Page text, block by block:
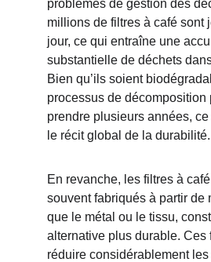
problèmes de gestion des
millions de filtres à café sont
jour, ce qui entraîne une
substantielle de déchets
Bien qu’ils soient
processus de décomposition
prendre plusieurs années,
le récit global de la durabilité.
En revanche, les filtres à
souvent fabriqués à partir de
que le métal ou le tissu,
alternative plus durable. Ces
réduire considérablement